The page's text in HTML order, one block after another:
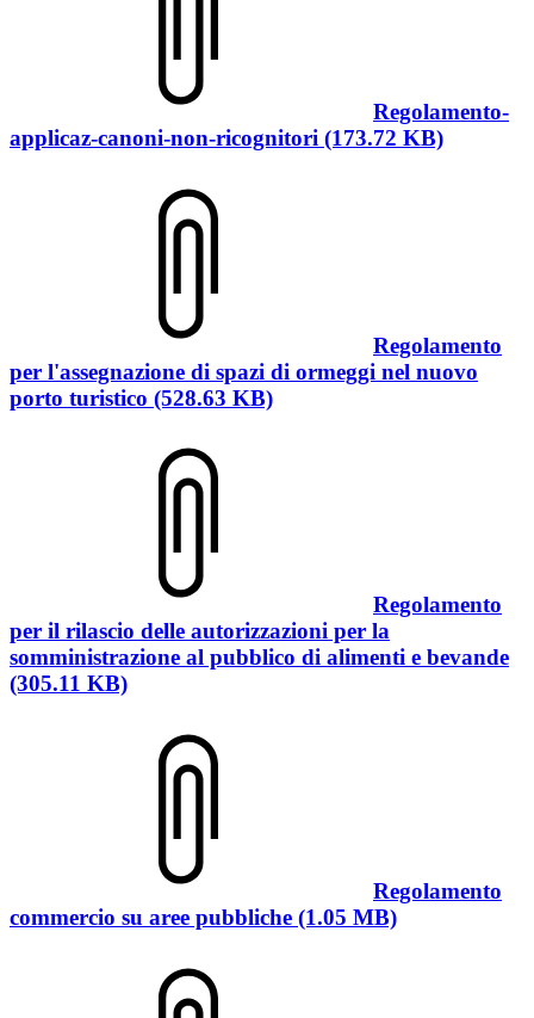
Regolamento-
applicaz-canoni-non-ricognitori (173.72 KB)
Regolamento
per l'assegnazione di spazi di ormeggi nel nuovo
porto turistico (528.63 KB)
Regolamento
per il rilascio delle autorizzazioni per la
somministrazione al pubblico di alimenti e bevande
(305.11 KB)
Regolamento
commercio su aree pubbliche (1.05 MB)